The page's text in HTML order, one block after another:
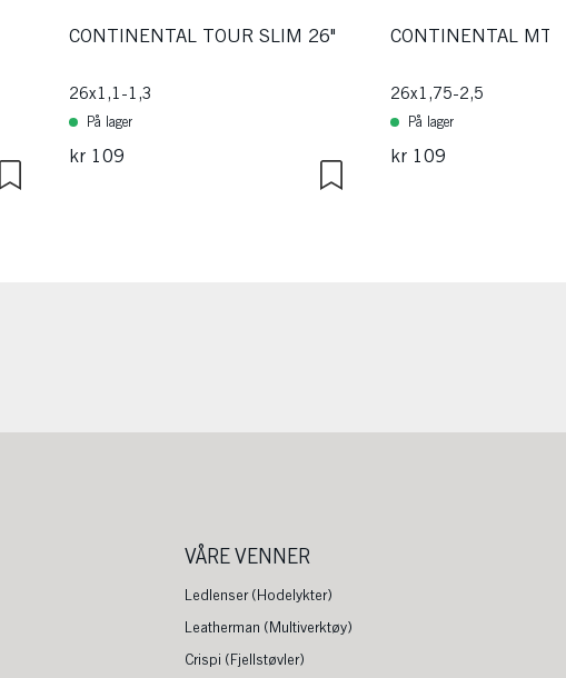
CONTINENTAL TOUR SLIM 26"
26x1,1-1,3
På lager
kr 109
CONTINENTAL
26x1,75-2,5
På lager
kr 109
VÅRE VENNER
Ledlenser (Hodelykter)
Leatherman (Multiverktøy)
Crispi (Fjellstøvler)